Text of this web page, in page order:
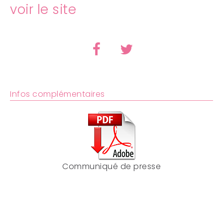
voir le site
Infos complémentaires
Communiqué de presse